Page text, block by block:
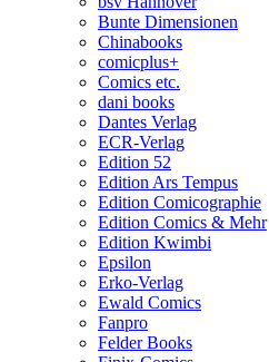
Bunte Dimensionen
Chinabooks
comicplus+
Comics etc.
dani books
Dantes Verlag
ECR-Verlag
Edition 52
Edition Ars Tempus
Edition Comicographie
Edition Comics & Mehr
Edition Kwimbi
Epsilon
Erko-Verlag
Ewald Comics
Fanpro
Felder Books